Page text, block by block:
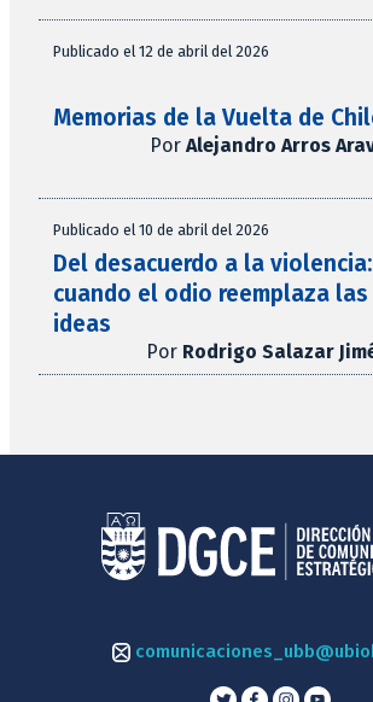
Publicado el 12 de abril del 2026
Memorias de la Vuelta de
Por Alejandro Arros
Publicado el 10 de abril del 2026
Del desacuerdo a la violencia:
cuando el odio reemplaza las
ideas
Por Rodrigo Salazar